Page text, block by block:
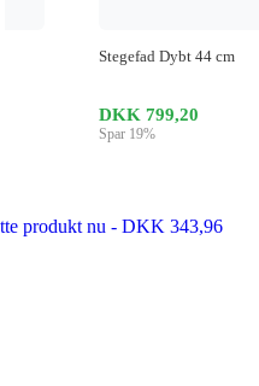
Stegefad Dybt 44 cm
DKK 799,20
Spar 19%
produkt nu - DKK 343,96